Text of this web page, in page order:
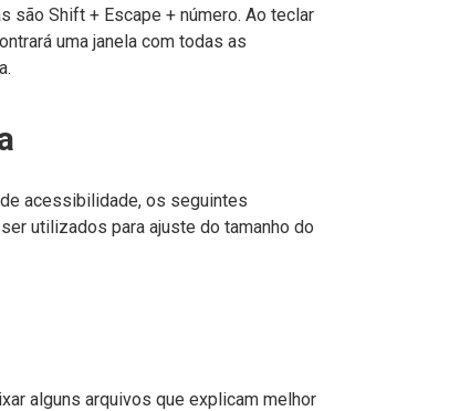
são Shift + Escape + número. Ao teclar
uma janela com todas as
acessibilidade, os seguintes
utilizados para ajuste do tamanho do
alguns arquivos que explicam melhor